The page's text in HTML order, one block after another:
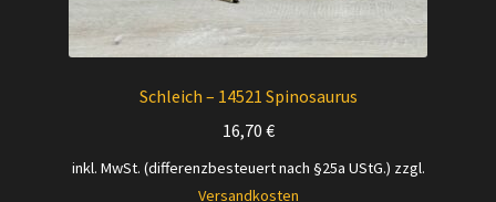
Schleich – 14521 Spinosaurus
16,70 €
inkl. MwSt. (differenzbesteuert nach §25a UStG.) zzgl.
Versandkosten